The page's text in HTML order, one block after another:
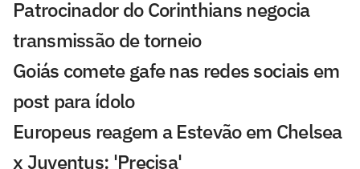
Patrocinador do Corinthians negocia
transmissão de torneio
Goiás comete gafe nas redes sociais em
post para ídolo
Europeus reagem a Estevão em Chelsea
x Juventus: 'Precisa'